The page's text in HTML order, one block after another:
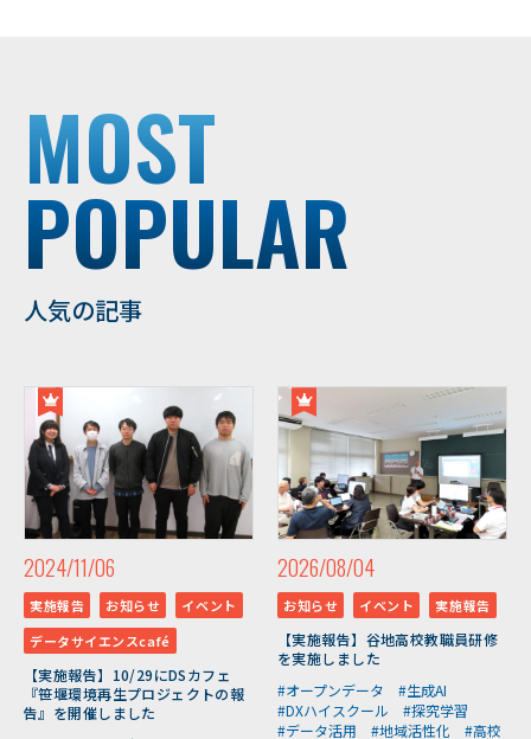
MOST
POPULAR
人気の記事
2024/11/06
実施報告 お知らせ
イベント
データサイエンスcafé
【実施報告】10/29にDSカフェ
『笹堰環境再生プロジェクトの報
告』を開催しました
2026/08/04
お知らせ イベント 実施報告
【実施報告】谷地高校教職員研修
を実施しました
#オープンデータ
#生成AI
#DXハイスクール
#探究学習
#データ活用
#地域活性化 #高校